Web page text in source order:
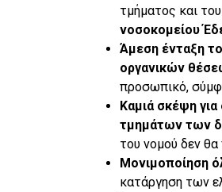
τμήματος και
νοσοκομείου
Άμεση ένταξη
οργανικών
προσωπικό,
Καμιά σκέψη
τμημάτων των
του νομού δεν
Μονιμοποίηση
κατάργηση των